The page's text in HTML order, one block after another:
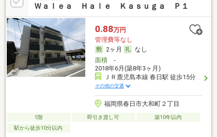
Ｗａｌｅａ Ｈａｌｅ Ｋａｓｕｇａ Ｐ１
0.88万円
管理費等なし
2ヶ月
なし
面積-
2018年6月(築8年3ヶ月)
ＪＲ鹿児島本線 春日駅 徒歩15分
その他の交通
福岡県春日市大和町２丁目
1階 即引き渡し可
築10年以内
駅から徒歩10分以内